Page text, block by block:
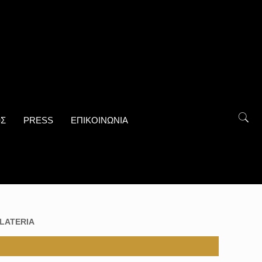
PRESS ΕΠΙΚΟΙΝΩΝΙΑ